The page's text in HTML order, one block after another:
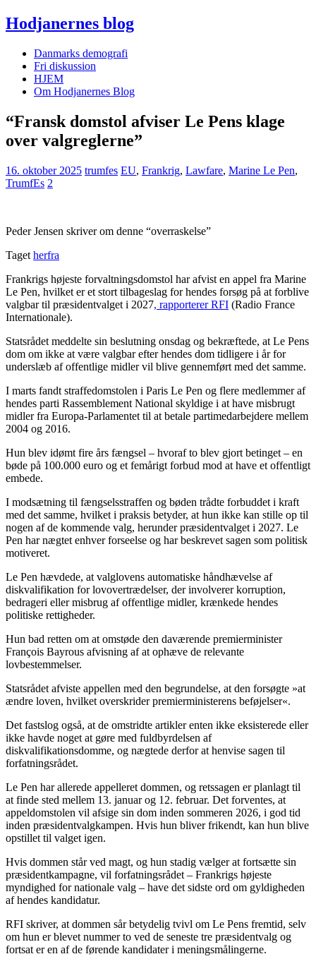
Hodjanernes blog
Danmarks demografi
Fri diskussion
HJEM
Om Hodjanernes Blog
“Fransk domstol afviser Le Pens klage
over valgreglerne”
16. oktober 2025 trumfes EU, Frankrig, Lawfare, Marine Le Pen,
TrumfEs 2
Peder Jensen skriver om denne “overraskelse”
Taget herfra
Frankrigs højeste forvaltningsdomstol har afvist en appel fra Marine
Le Pen, hvilket er et stort tilbageslag for hendes forsøg på at forblive
valgbar til præsidentvalget i 2027, rapporterer RFI (Radio France
Internationale).
Statsrådet meddelte sin beslutning onsdag og bekræftede, at Le Pens
dom om ikke at være valgbar efter hendes dom tidligere i år for
underslæb af offentlige midler vil blive gennemført med det samme.
I marts fandt straffedomstolen i Paris Le Pen og flere medlemmer af
hendes parti Rassemblement National skyldige i at have misbrugt
midler fra Europa-Parlamentet til at betale partimedarbejdere mellem
2004 og 2016.
Hun blev idømt fire års fængsel – hvoraf to blev gjort betinget – en
bøde på 100.000 euro og et femårigt forbud mod at have et offentligt
embede.
I modsætning til fængselsstraffen og bøden trådte forbuddet i kraft
med det samme, hvilket i praksis betyder, at hun ikke kan stille op til
nogen af de kommende valg, herunder præsidentvalget i 2027. Le
Pen har nægtet enhver forseelse og har beskrevet sagen som politisk
motiveret.
Le Pen hævdede, at valglovens automatiske håndhævelse af
diskvalifikation for lovovertrædelser, der involverer korruption,
bedrageri eller misbrug af offentlige midler, krænkede hendes
politiske rettigheder.
Hun bad retten om at omstøde den daværende premierminister
François Bayrous afvisning af at ophæve de relevante
lovbestemmelser.
Statsrådet afviste appellen med den begrundelse, at den forsøgte »at
ændre loven, hvilket overskrider premierministerens beføjelser«.
Det fastslog også, at de omstridte artikler enten ikke eksisterede eller
ikke havde noget at gøre med fuldbyrdelsen af
diskvalifikationsdomme, og nægtede derfor at henvise sagen til
forfatningsrådet.
Le Pen har allerede appelleret dommen, og retssagen er planlagt til
at finde sted mellem 13. januar og 12. februar. Det forventes, at
appeldomstolen vil afsige sin dom inden sommeren 2026, i god tid
inden præsidentvalgkampen. Hvis hun bliver frikendt, kan hun blive
opstillet til valget igen.
Hvis dommen står ved magt, og hun stadig vælger at fortsætte sin
præsidentkampagne, vil forfatningsrådet – Frankrigs højeste
myndighed for nationale valg – have det sidste ord om gyldigheden
af hendes kandidatur.
RFI skriver, at dommen sår betydelig tvivl om Le Pens fremtid, selv
om hun er blevet nummer to ved de seneste tre præsidentvalg og
fortsat er en af de førende kandidater i meningsmålingerne.